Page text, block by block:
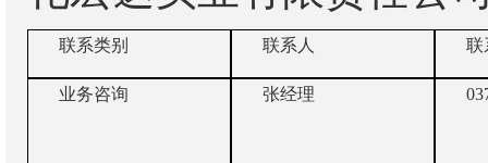
联系类别 联系人 联
业务咨询 张经理